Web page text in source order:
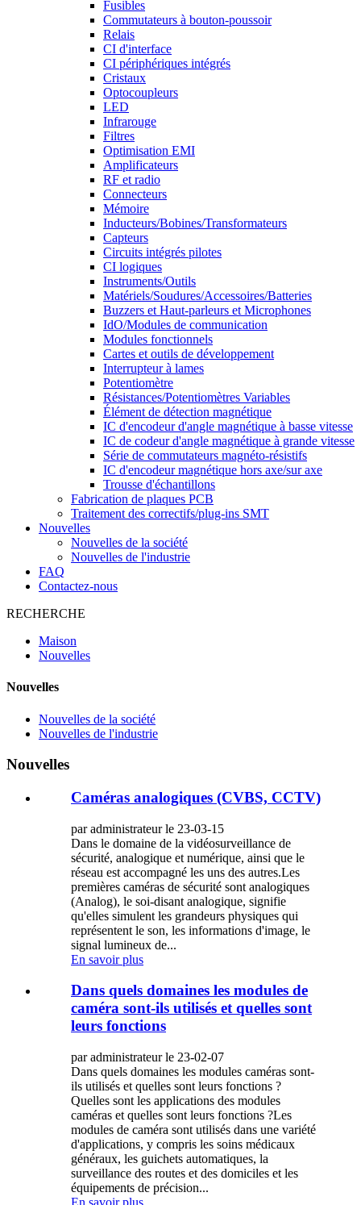
Fusibles
Commutateurs à bouton-poussoir
Relais
CI d'interface
CI périphériques intégrés
Cristaux
Optocoupleurs
LED
Infrarouge
Filtres
Optimisation EMI
Amplificateurs
RF et radio
Connecteurs
Mémoire
Inducteurs/Bobines/Transformateurs
Capteurs
Circuits intégrés pilotes
CI logiques
Instruments/Outils
Matériels/Soudures/Accessoires/Batteries
Buzzers et Haut-parleurs et Microphones
IdO/Modules de communication
Modules fonctionnels
Cartes et outils de développement
Interrupteur à lames
Potentiomètre
Résistances/Potentiomètres Variables
Élément de détection magnétique
IC d'encodeur d'angle magnétique à basse vitesse
IC de codeur d'angle magnétique à grande vitesse
Série de commutateurs magnéto-résistifs
IC d'encodeur magnétique hors axe/sur axe
Trousse d'échantillons
Fabrication de plaques PCB
Traitement des correctifs/plug-ins SMT
Nouvelles
Nouvelles de la société
Nouvelles de l'industrie
FAQ
Contactez-nous
RECHERCHE
Maison
Nouvelles
Nouvelles
Nouvelles de la société
Nouvelles de l'industrie
Nouvelles
Caméras analogiques (CVBS, CCTV)
par administrateur le 23-03-15
Dans le domaine de la vidéosurveillance de
sécurité, analogique et numérique, ainsi que le
réseau est accompagné les uns des autres.Les
premières caméras de sécurité sont analogiques
(Analog), le soi-disant analogique, signifie
qu'elles simulent les grandeurs physiques qui
représentent le son, les informations d'image, le
signal lumineux de...
En savoir plus
Dans quels domaines les modules de
caméra sont-ils utilisés et quelles sont
leurs fonctions
par administrateur le 23-02-07
Dans quels domaines les modules caméras sont-
ils utilisés et quelles sont leurs fonctions ?
Quelles sont les applications des modules
caméras et quelles sont leurs fonctions ?Les
modules de caméra sont utilisés dans une variété
d'applications, y compris les soins médicaux
généraux, les guichets automatiques, la
surveillance des routes et des domiciles et les
équipements de précision...